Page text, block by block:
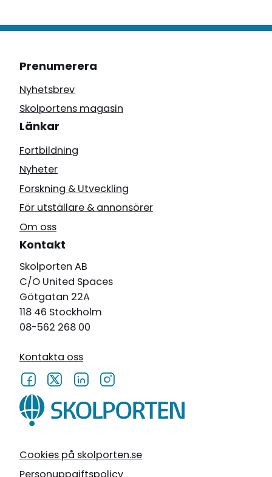
Cookies på skolporten.se
Personuppgiftspolicy
Prenumerera
Nyhetsbrev
Skolportens magasin
Länkar
Fortbildning
Nyheter
Forskning & Utveckling
För utställare & annonsörer
Om oss
Kontakt
Skolporten AB
C/O United Spaces
Götgatan 22A
118 46 Stockholm
08-562 268 00
Kontakta oss